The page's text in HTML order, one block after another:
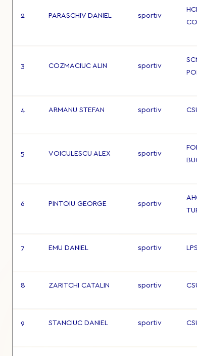
2 PARASCHIV DANIEL sportiv
3 COZMACIUC ALIN sportiv
4 ARMANU STEFAN sportiv
5 VOICULESCU ALEX sportiv
6 PINTOIU GEORGE sportiv
7 EMU DANIEL sportiv
8 ZARITCHI CATALIN sportiv
9 STANCIUC DANIEL sportiv